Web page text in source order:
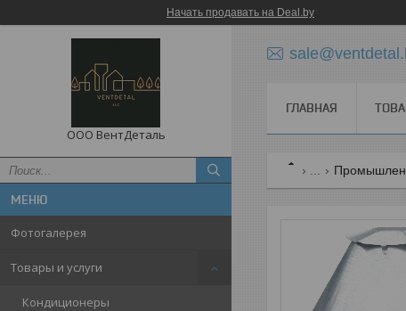
Начать продавать на Deal.by
ООО ВентДеталь
Фотогалерея
Товары и услуги
Кондиционеры
ГЛАВНАЯ